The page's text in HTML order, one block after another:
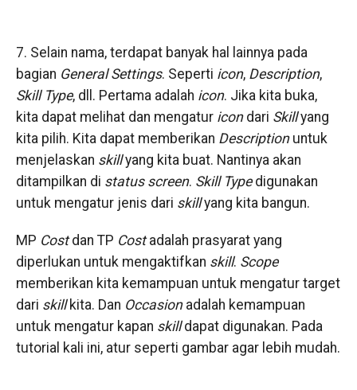
7. Selain nama, terdapat banyak hal lainnya pada
bagian General Settings. Seperti icon, Description,
Skill Type, dll. Pertama adalah icon. Jika kita buka,
kita dapat melihat dan mengatur icondari Skillyang
kita pilih. Kita dapat memberikan Descriptionuntuk
menjelaskan skillyang kita buat. Nantinya akan
ditampilkan di status screen. Skill Typedigunakan
untuk mengatur jenis dari skillyang kita bangun.
MP Costdan TP Costadalah prasyarat yang
diperlukan untuk mengaktifkan skill. Scope
memberikan kita kemampuan untuk mengatur target
dari skillkita. Dan Occasionadalah kemampuan
untuk mengatur kapan skilldapat digunakan. Pada
tutorial kali ini, atur seperti gambar agar lebih mudah.